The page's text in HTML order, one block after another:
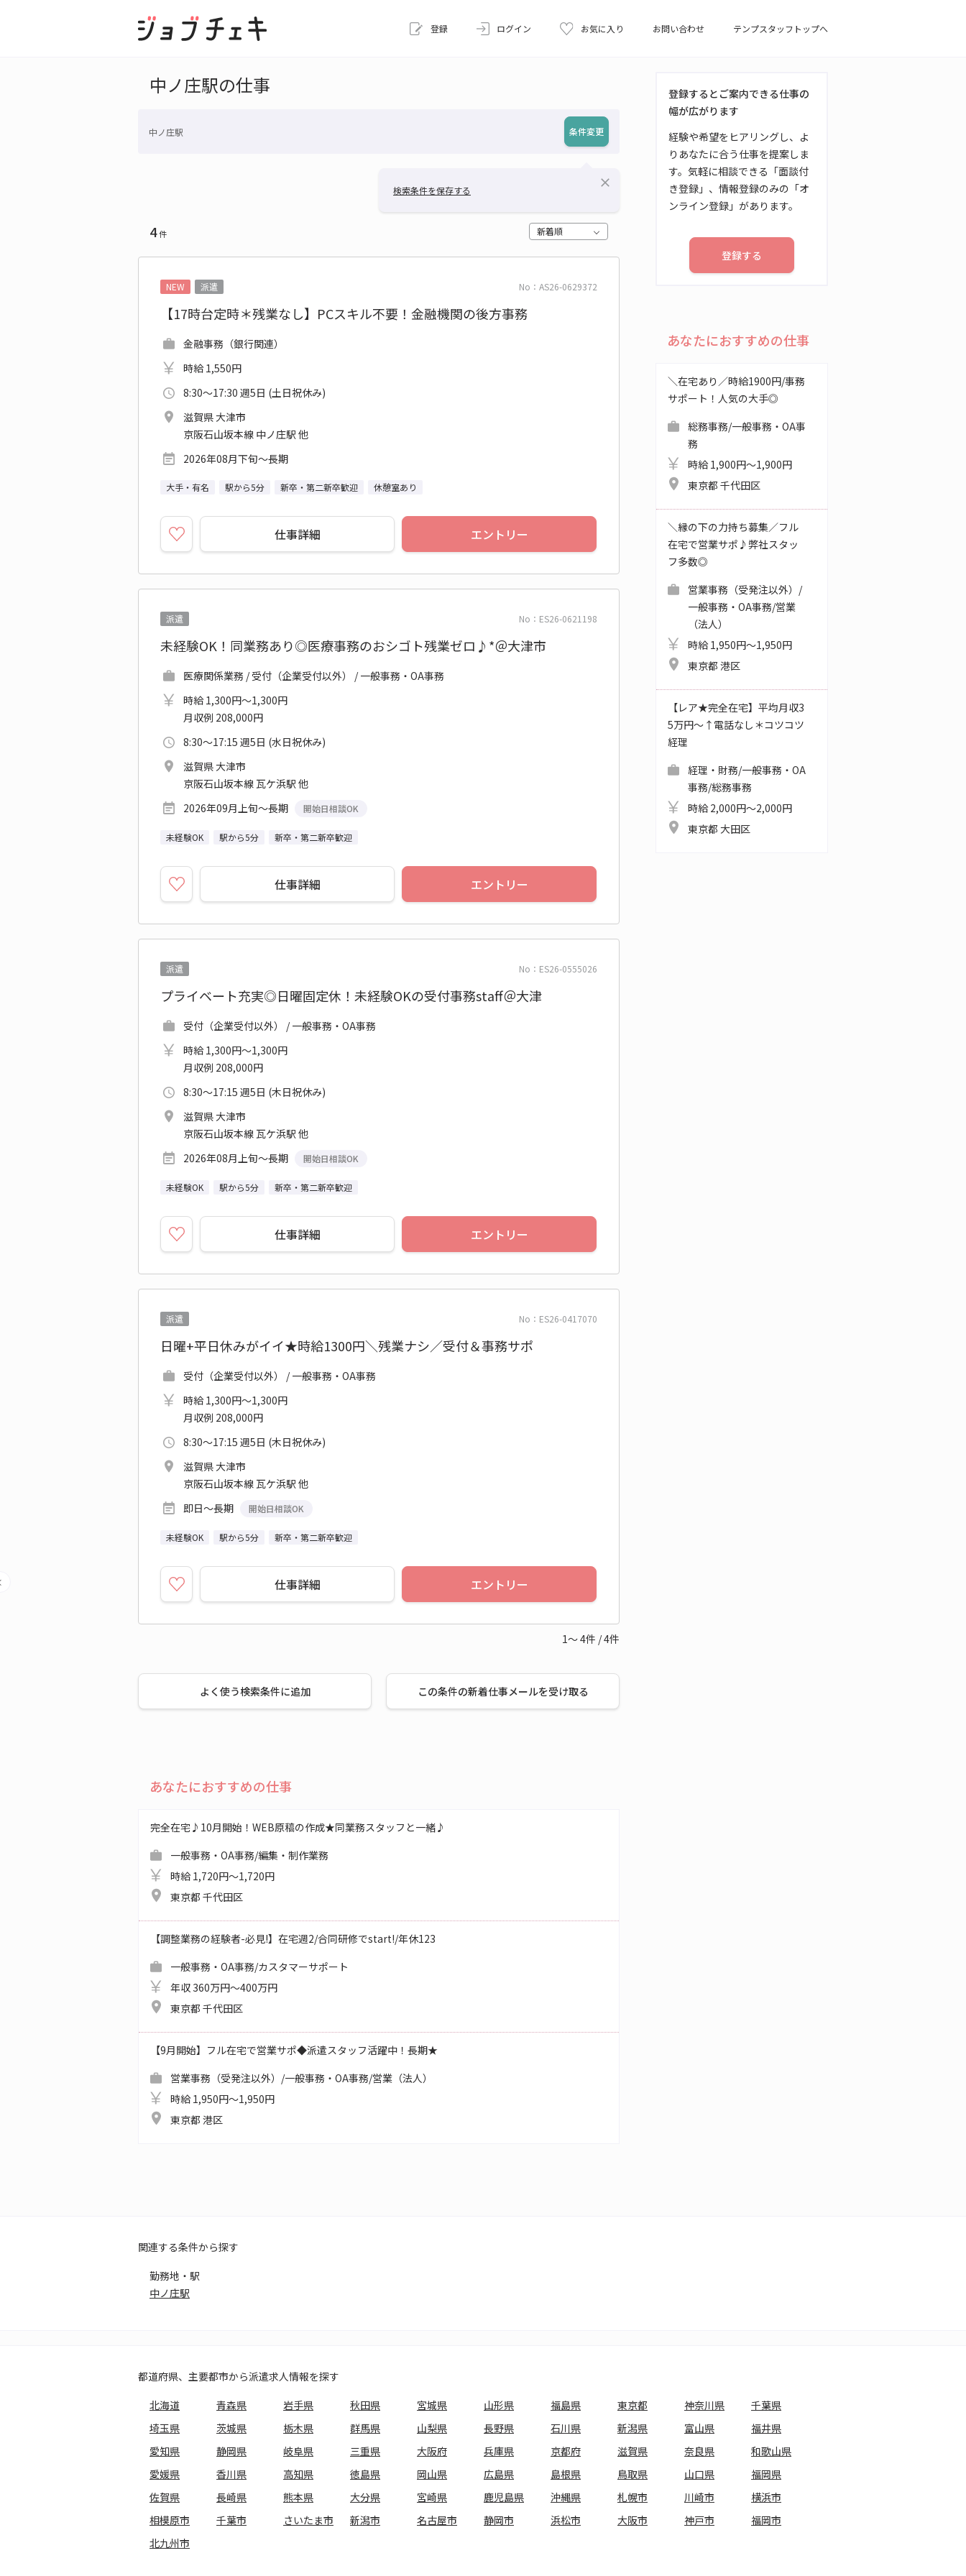
登録 ログイン お気に入り お問い合わせ テンプスタッフトップへ
中ノ庄駅の仕事
中ノ庄駅 条件変更
検索条件を保存する
close
4件 新着順
No：AS26-0629372
NEW 派遣
【17時台定時＊残業なし】PCスキル不要！金融機関の後方事務
金融事務（銀行関連）
時給 1,550円
8:30～17:30 週5日 (土日祝休み)
滋賀県 大津市
京阪石山坂本線 中ノ庄駅 他
2026年08月下旬～長期
大手・有名 駅から5分 新卒・第二新卒歓迎 休憩室あり
仕事詳細 エントリー
No：ES26-0621198
派遣
未経験OK！同業務あり◎医療事務のおシゴト残業ゼロ♪*＠大津市
医療関係業務 / 受付（企業受付以外） / 一般事務・OA事務
時給 1,300円～1,300円
月収例 208,000円
8:30～17:15 週5日 (水日祝休み)
滋賀県 大津市
京阪石山坂本線 瓦ケ浜駅 他
2026年09月上旬～長期
開始日相談OK
未経験OK 駅から5分 新卒・第二新卒歓迎
仕事詳細 エントリー
No：ES26-0555026
派遣
プライベート充実◎日曜固定休！未経験OKの受付事務staff＠大津
受付（企業受付以外） / 一般事務・OA事務
時給 1,300円～1,300円
月収例 208,000円
8:30～17:15 週5日 (木日祝休み)
滋賀県 大津市
京阪石山坂本線 瓦ケ浜駅 他
2026年08月上旬～長期
開始日相談OK
未経験OK 駅から5分 新卒・第二新卒歓迎
仕事詳細 エントリー
No：ES26-0417070
派遣
日曜+平日休みがイイ★時給1300円＼残業ナシ／受付＆事務サポ
受付（企業受付以外） / 一般事務・OA事務
時給 1,300円～1,300円
月収例 208,000円
8:30～17:15 週5日 (木日祝休み)
滋賀県 大津市
京阪石山坂本線 瓦ケ浜駅 他
即日～長期
開始日相談OK
未経験OK 駅から5分 新卒・第二新卒歓迎
仕事詳細 エントリー
1～4件 /4件
よく使う検索条件に追加 この条件の新着仕事メールを受け取る
あなたにおすすめの仕事
完全在宅♪10月開始！WEB原稿の作成★同業務スタッフと一緒♪
一般事務・OA事務/編集・制作業務
時給 1,720円～1,720円
東京都 千代田区
【調整業務の経験者-必見!】在宅週2/合同研修でstart!/年休123
一般事務・OA事務/カスタマーサポート
年収 360万円～400万円
東京都 千代田区
【9月開始】フル在宅で営業サポ◆派遣スタッフ活躍中！長期★
営業事務（受発注以外）/一般事務・OA事務/営業（法人）
時給 1,950円～1,950円
東京都 港区
登録するとご案内できる仕事の
幅が広がります
経験や希望をヒアリングし、よ
りあなたに合う仕事を提案しま
す。気軽に相談できる「面談付
き登録」、情報登録のみの「オ
ンライン登録」があります。
登録する
あなたにおすすめの仕事
＼在宅あり／時給1900円/事務
サポート！人気の大手◎
総務事務/一般事務・OA事
務
時給 1,900円～1,900円
東京都 千代田区
＼縁の下の力持ち募集／フル
在宅で営業サポ♪弊社スタッ
フ多数◎
営業事務（受発注以外）/
一般事務・OA事務/営業
（法人）
時給 1,950円～1,950円
東京都 港区
【レア★完全在宅】平均月収3
5万円～↑電話なし＊コツコツ
経理
経理・財務/一般事務・OA
事務/総務事務
時給 2,000円～2,000円
東京都 大田区
関連する条件から探す
勤務地・駅
中ノ庄駅
都道府県、主要都市から派遣求人情報を探す
北海道
青森県 岩手県 秋田県 宮城県 山形県 福島県 東京都 神奈川県
千葉県
埼玉県
茨城県 栃木県 群馬県 山梨県 長野県 石川県 新潟県 富山県
福井県
愛知県
静岡県 岐阜県 三重県 大阪府 兵庫県 京都府 滋賀県 奈良県
和歌山県
愛媛県
香川県 高知県 徳島県 岡山県 広島県 島根県 鳥取県 山口県
福岡県
佐賀県
長崎県 熊本県 大分県 宮崎県 鹿児島県 沖縄県 札幌市 川崎市
横浜市
相模原市
千葉市 さいたま市 新潟市 名古屋市 静岡市 浜松市 大阪市 神戸市
福岡市
北九州市